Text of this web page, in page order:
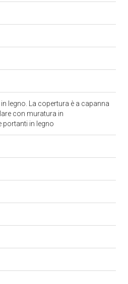
legno. La copertura è a capanna
con muratura in
portanti in legno